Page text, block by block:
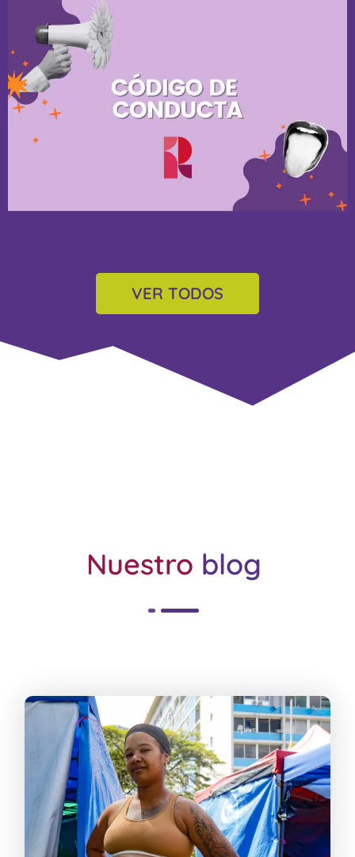
Código de conducta
Ver ahora
VER TODOS
Nuestro blog